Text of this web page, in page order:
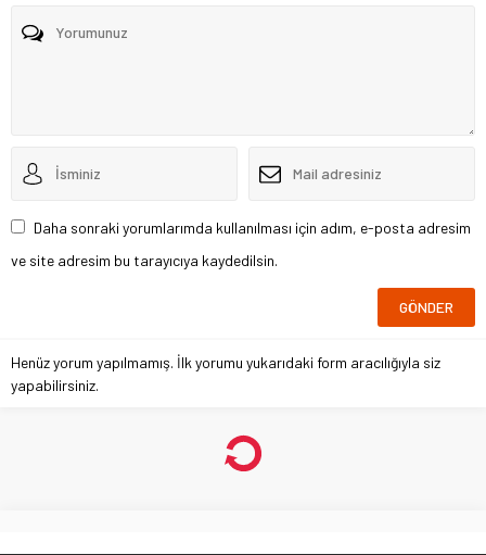
Daha sonraki yorumlarımda kullanılması için adım, e-posta adresim
ve site adresim bu tarayıcıya kaydedilsin.
Henüz yorum yapılmamış. İlk yorumu yukarıdaki form aracılığıyla siz
yapabilirsiniz.